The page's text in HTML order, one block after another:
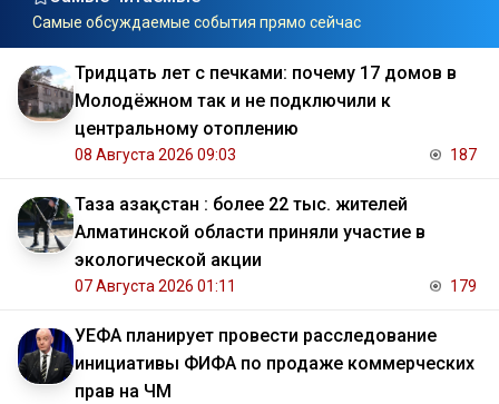
Самые обсуждаемые события прямо сейчас
Тридцать лет с печками: почему 17 домов в
Молодёжном так и не подключили к
центральному отоплению
08 Августа 2026 09:03 187
Таза Қазақстан : более 22 тыс. жителей
Алматинской области приняли участие в
экологической акции
07 Августа 2026 01:11 179
УЕФА планирует провести расследование
инициативы ФИФА по продаже коммерческих
прав на ЧМ